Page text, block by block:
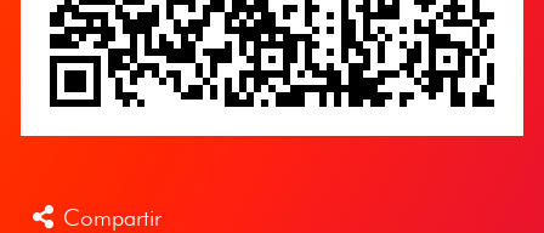
Compartir